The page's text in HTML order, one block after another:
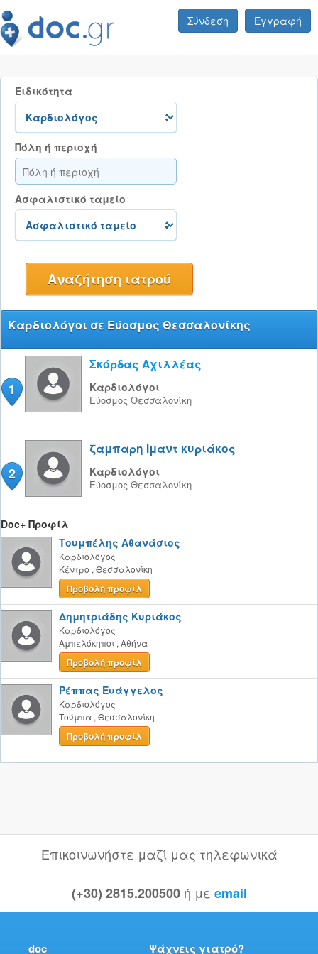
Σύνδεση Εγγραφή
Ειδικότητα
Πόλη ή περιοχή
Ασφαλιστικό ταμείο
Καρδιολόγοι σε Εύοσμος Θεσσαλονίκης
1
Σκόρδας Αχιλλέας
Καρδιολόγοι
Εύοσμος Θεσσαλονίκη
2
ζαμπαρη Iμαντ κυριάκος
Καρδιολόγοι
Εύοσμος Θεσσαλονίκη
Doc+ Προφίλ
Τουμπέλης Αθανάσιος
Καρδιολόγος
Κέντρο , Θεσσαλονίκη
Προβολή προφίλ
Δημητριάδης Κυριάκος
Καρδιολόγος
Αμπελόκηποι , Αθήνα
Προβολή προφίλ
Ρέππας Ευάγγελος
Καρδιολόγος
Τούμπα , Θεσσαλονίκη
Προβολή προφίλ
Επικοινωνήστε μαζί μας τηλεφωνικά
(+30) 2815.200500 ή με email
doc Ψάχνεις γιατρό?